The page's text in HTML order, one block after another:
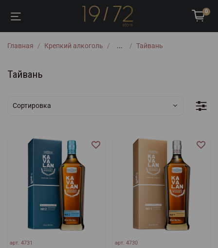
0
Главная Крепкий алкоголь ... Тайвань
Тайвань
арт.4731 арт.4730